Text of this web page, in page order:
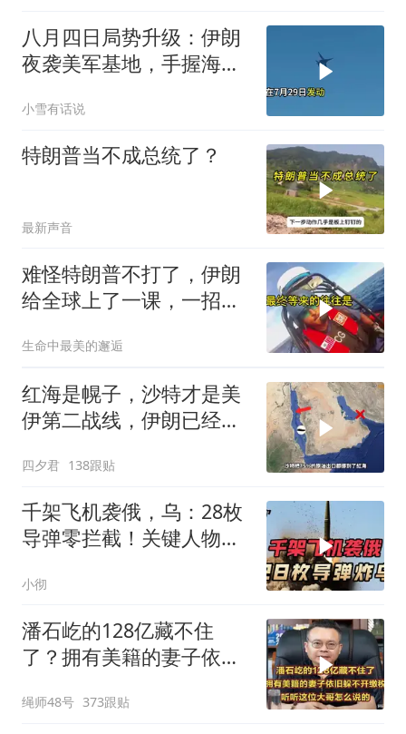
八月四日局势升级：伊朗
夜袭美军基地，手握海峡
小雪有话说
特朗普当不成总统了？
最新声音
难怪特朗普不打了，伊朗
给全球上了一课，一招吃
生命中最美的邂逅
红海是幌子，沙特才是美
伊第二战线，伊朗已经输
四夕君 138跟贴
千架飞机袭俄，乌：28枚
导弹零拦截！关键人物被
小彻
潘石屹的128亿藏不住
了？拥有美籍的妻子依旧
绳师48号 373跟贴